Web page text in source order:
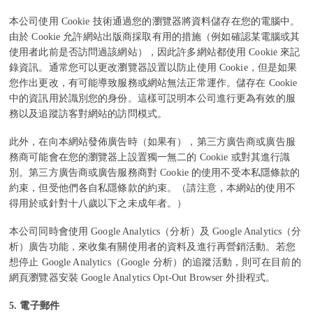
本公司使用 Cookie 技術通過您的瀏覽器將資料儲存在您的電腦中。
由於 Cookie 允許網站出版商採取有用的措施（例如確認某電腦或其
使用者此前是否訪問過該網站），因此許多網站都使用 Cookie 來記
錄資訊。通常您可以更改瀏覽器設置以防止使用 Cookie，但是如果
您作出更改，有可能導致服務或網站無法正常運作。儲存在 Cookie
中的資訊用於識別您的身份。這樣可説明本公司進行更為有效的服
務以及追蹤訪客對網站的訪問模式。
此外，在向本網站發佈廣告時（如果有），第三方廣告商或廣告服
務商可能會在您的瀏覽器上設置獨一無二的 Cookie 或對其進行識
別。第三方廣告商或廣告服務商對 Cookie 的使用不受本私隱條款的
約束，但受他們各自私隱條款的約束。（請注意，本網站的使用不
得用於或針對十八歲以下之未成年者。）
本公司同時會使用 Google Analytics（分析）及 Google Analytics（分
析）廣告功能，來收集有關使用者的資料及進行再營銷活動。若您
想停止 Google Analytics（Google 分析）的追蹤活動，則可在目前的
網頁瀏覽器安裝 Google Analytics Opt-Out Browser 外掛程式。
5. 電子郵件